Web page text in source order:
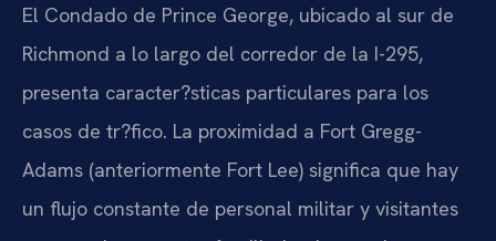
El Condado de Prince George, ubicado al sur de
Richmond a lo largo del corredor de la I-295,
presenta caracter?sticas particulares para los
casos de tr?fico. La proximidad a Fort Gregg-
Adams (anteriormente Fort Lee) significa que hay
un flujo constante de personal militar y visitantes